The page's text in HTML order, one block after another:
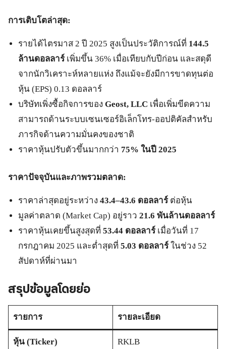
การเติบโตล่าสุด:
รายได้ไตรมาส 2 ปี 2025 สูงเป็นประวัติการณ์ที่ 144.5
ล้านดอลลาร์เพิ่มขึ้น 36% เมื่อเทียบกับปีก่อน และสดุดี
จากนักวิเคราะห์หลายแห่ง ถึงแม้จะยังมีการขาดทุนต่อ
หุ้น (EPS) 0.13 ดอลลาร์
บริษัทเพิ่งซื้อกิจการของGeost, LLC เพื่อเพิ่มขีดความ
สามารถด้านระบบเซนเซอร์อิเล็กโทร-ออปติคัลสำหรับ
ภารกิจด้านความมั่นคงของชาติ
ราคาหุ้นปรับตัวขึ้นมากกว่า 75% ในปี 2025
ราคาปัจจุบันและภาพรวมตลาด:
ราคาล่าสุดอยู่ระหว่าง43.4–43.6 ดอลลาร์ต่อหุ้น
มูลค่าตลาด (Market Cap) อยู่ราว21.6 พันล้านดอลลาร์
ราคาหุ้นเคยขึ้นสูงสุดที่53.44 ดอลลาร์เมื่อวันที่ 17
กรกฎาคม 2025 และต่ำสุดที่5.03 ดอลลาร์ในช่วง 52
สัปดาห์ที่ผ่านมา
สรุปข้อมูลโดยย่อ
รายการ รายละเอียด
หุ้น (Ticker) RKLB